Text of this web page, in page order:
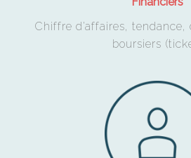
Chiffre d’affaires,
boursiers